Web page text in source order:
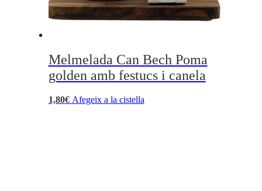
Melmelada Can Bech Poma
golden amb festucs i canela
1,80€ Afegeix a la cistella